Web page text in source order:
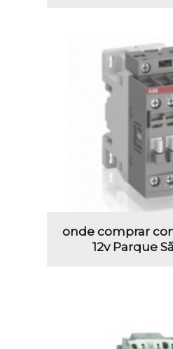
onde comprar
12v Parque